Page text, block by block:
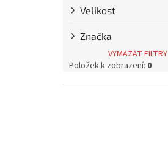
Velikost
Značka
VYMAZAT FILTRY
Položek k zobrazení: 0